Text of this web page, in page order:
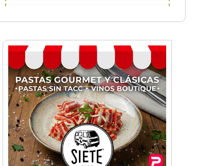
décadas de odontología en
Emiliano Brancciari inauguró
"El Banquito de Norita", el
nuevo ciclo cultural de la Casa
Museo Nora Cortiñas
No funcionará el Ferrocarril
Sarmiento por cuatro días
¡Sí, prometo! Miles de
estudiantes de Morón
prometieron lealtad a la
bandera
Empresas, emprendedores y
cultura se reunieron en Expo
Morón Se Muestra